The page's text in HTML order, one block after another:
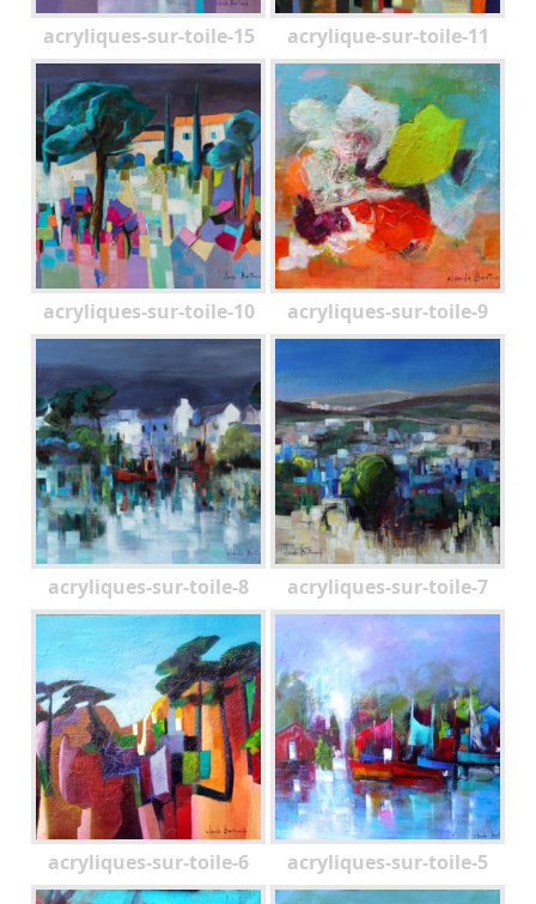
acryliques-sur-toile-15 acrylique-sur-toile-11
acryliques-sur-toile-10 acryliques-sur-toile-9
acryliques-sur-toile-8 acryliques-sur-toile-7
acryliques-sur-toile-6 acryliques-sur-toile-5